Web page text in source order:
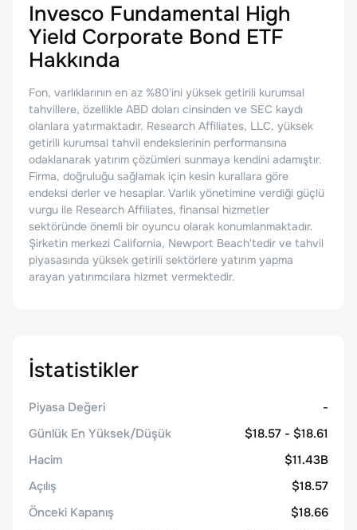
Invesco Fundamental High
Yield Corporate Bond ETF
Hakkında
Fon, varlıklarının en az %80'ini yüksek getirili kurumsal
tahvillere, özellikle ABD doları cinsinden ve SEC kaydı
olanlara yatırmaktadır. Research Affiliates, LLC, yüksek
getirili kurumsal tahvil endekslerinin performansına
odaklanarak yatırım çözümleri sunmaya kendini adamıştır.
Firma, doğruluğu sağlamak için kesin kurallara göre
endeksi derler ve hesaplar. Varlık yönetimine verdiği güçlü
vurgu ile Research Affiliates, finansal hizmetler
sektöründe önemli bir oyuncu olarak konumlanmaktadır.
Şirketin merkezi California, Newport Beach'tedir ve tahvil
piyasasında yüksek getirili sektörlere yatırım yapma
arayan yatırımcılara hizmet vermektedir.
İstatistikler
Piyasa Değeri
-
Günlük En Yüksek/Düşük
$18.57 - $18.61
Hacim
$11.43B
Açılış
$18.57
Önceki Kapanış
$18.66